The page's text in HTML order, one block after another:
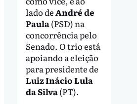
lado deAndré de
Paula(PSD) na
concorrência pelo
Senado. O trio está
apoiando a eleição
para presidente de
Luiz Inácio Lula
da Silva(PT).